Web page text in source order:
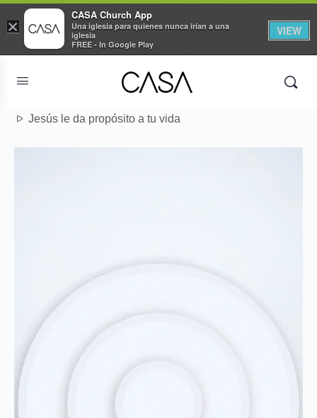
Jesús le da propósito a tu vida
×
CASA Church App
Una iglesia para quienes nunca irían a una
iglesia
FREE - In Google Play
VIEW